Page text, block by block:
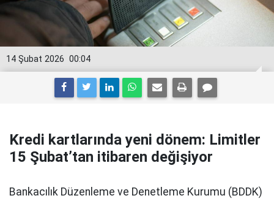
00:04
14 Şubat 2026
Kredi kartlarında yeni dönem: Limitler
15 Şubat’tan itibaren değişiyor
Bankacılık Düzenleme ve Denetleme Kurumu (BDDK)